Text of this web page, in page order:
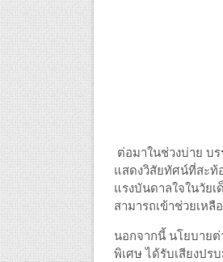
ต่อมาในช่วงบ่าย บ
แสดงวิสัยทัศน์ที่สะท้
แรงบันดาลใจในวัย
สามารถเข้าช่วยเห
นอกจากนี้ นโยบาย
พิเศษ ได้รับเสียงปร